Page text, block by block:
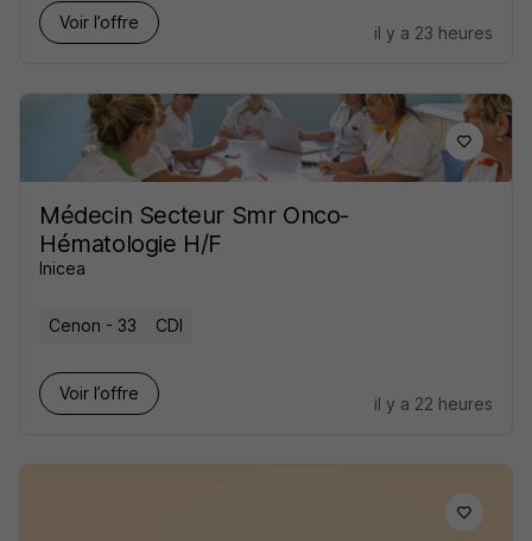
Voir l’offre
il y a 23 heures
Médecin Secteur Smr Onco-
Hématologie H/F
Inicea
Cenon - 33 CDI
Voir l’offre
il y a 22 heures